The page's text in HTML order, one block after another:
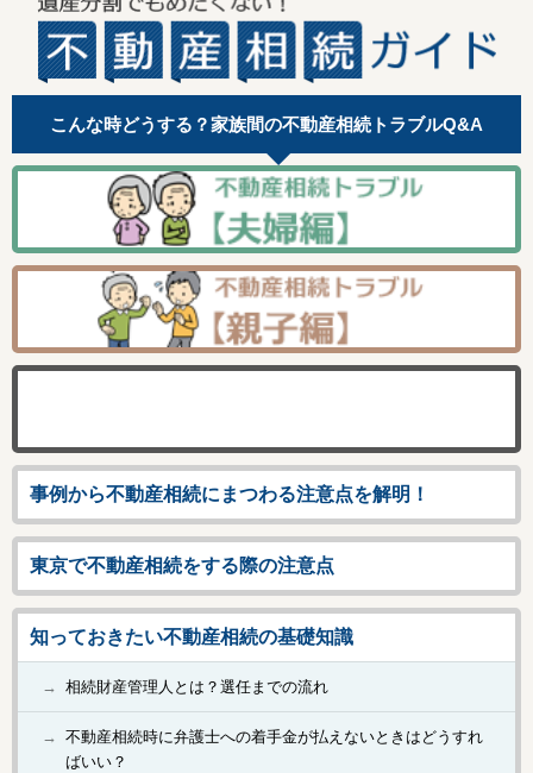
こんな時どうする？家族間の不動産相続トラブルQ&A
事例から不動産相続にまつわる注意点を解明！
東京で不動産相続をする際の注意点
知っておきたい不動産相続の基礎知識
相続財産管理人とは？選任までの流れ
不動産相続時に弁護士への着手金が払えないときはどうすれ
ばいい？